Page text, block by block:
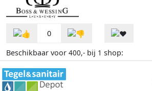
0
Beschikbaar voor 400,- bij 1 shop: